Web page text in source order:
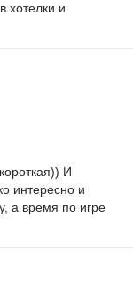
хотелки и
И
интересно и
а время по игре